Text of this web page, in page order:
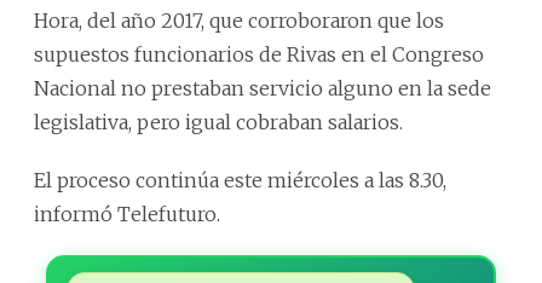
Hora, del año 2017, que corroboraron que los
supuestos funcionarios de Rivas en el Congreso
Nacional no prestaban servicio alguno en la sede
legislativa, pero igual cobraban salarios.
El proceso continúa este miércoles a las 8.30,
informó Telefuturo.